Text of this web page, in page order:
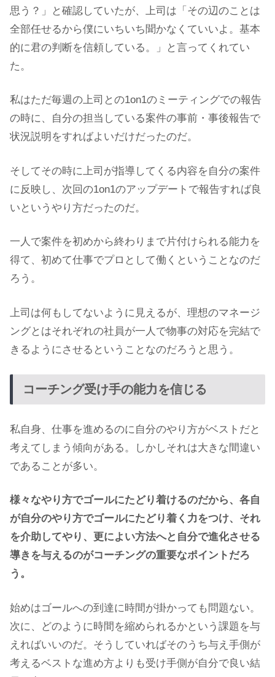
思う？」と確認していたが、上司は「その辺のことは
全部任せるから僕にいちいち聞かなくていいよ。基本
的に君の判断を信頼している。」と言ってくれてい
た。
私はただ毎週の上司との1on1のミーティングでの報告
の時に、自分の担当している案件の事前・事後報告で
状況説明をすればよいだけだったのだ。
そしてその時に上司が指導してくる内容を自分の案件
に反映し、次回の1on1のアップデートで報告すれば良
いというやり方だったのだ。
一人で案件を初めから終わりまで片付けられる能力を
得て、初めて仕事でプロとして働くということなのだ
ろう。
上司は何もしてないように見えるが、理想のマネージ
ングとはそれぞれの社員が一人で物事の対応を完結で
きるようにさせるということなのだろうと思う。
コーチング受け手の能力を信じる
私自身、仕事を進めるのに自分のやり方がベストだと
考えてしまう傾向がある。しかしそれは大きな間違い
であることが多い。
様々なやり方でゴールにたどり着けるのだから、各自
が自分のやり方でゴールにたどり着く力をつけ、それ
を介助してやり、更によい方法へと自分で進化させる
導きを与えるのがコーチングの重要なポイントだろ
う。
始めはゴールへの到達に時間が掛かっても問題ない。
次に、どのように時間を縮められるかという課題を与
えればいいのだ。そうしていればそのうち与え手側が
考えるベストな進め方よりも受け手側が自分で良い結